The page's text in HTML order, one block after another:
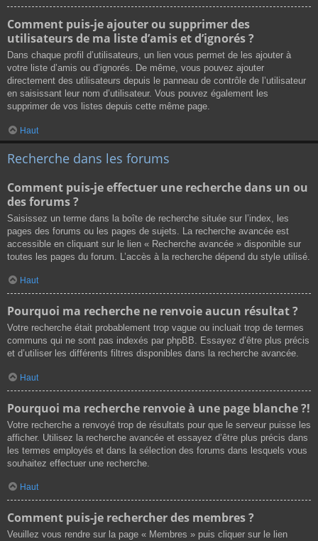
Comment puis-je ajouter ou supprimer des
utilisateurs de ma liste d’amis et d’ignorés ?
Dans chaque profil d’utilisateurs, un lien vous permet de les ajouter à
votre liste d’amis ou d’ignorés. De même, vous pouvez ajouter
directement des utilisateurs depuis le panneau de contrôle de l’utilisateur
en saisissant leur nom d’utilisateur. Vous pouvez également les
supprimer de vos listes depuis cette même page.
Haut
Recherche dans les forums
Comment puis-je effectuer une recherche dans un ou
des forums ?
Saisissez un terme dans la boîte de recherche située sur l’index, les
pages des forums ou les pages de sujets. La recherche avancée est
accessible en cliquant sur le lien « Recherche avancée » disponible sur
toutes les pages du forum. L’accès à la recherche dépend du style utilisé.
Haut
Pourquoi ma recherche ne renvoie aucun résultat ?
Votre recherche était probablement trop vague ou incluait trop de termes
communs qui ne sont pas indexés par phpBB. Essayez d’être plus précis
et d’utiliser les différents filtres disponibles dans la recherche avancée.
Haut
Pourquoi ma recherche renvoie à une page blanche ?!
Votre recherche a renvoyé trop de résultats pour que le serveur puisse les
afficher. Utilisez la recherche avancée et essayez d’être plus précis dans
les termes employés et dans la sélection des forums dans lesquels vous
souhaitez effectuer une recherche.
Haut
Comment puis-je rechercher des membres ?
Veuillez vous rendre sur la page « Membres » puis cliquer sur le lien